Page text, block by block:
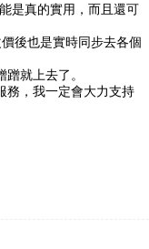
是真的實用，而且還可
後也是實時同步去各個
就上去了。
務，我一定會大力支持